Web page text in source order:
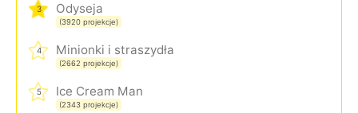
3 Odyseja
(3920 projekcje)
4 Minionki i straszydła
(2662 projekcje)
5 Ice Cream Man
(2343 projekcje)